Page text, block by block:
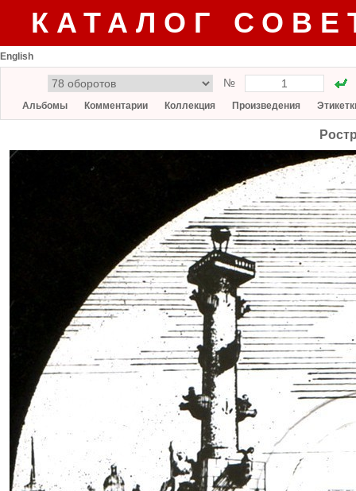
КАТАЛОГ
English
№
Альбомы Комментарии Коллекция Произведения